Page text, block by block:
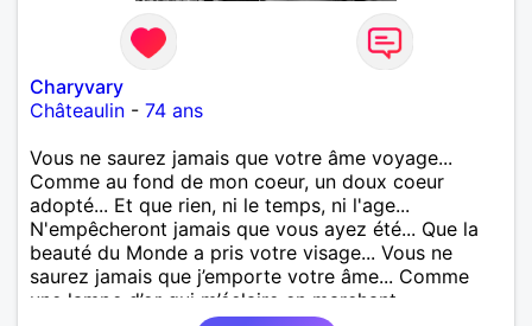
Charyvary
Châteaulin - 74 ans
Vous ne saurez jamais que votre âme voyage...
Comme au fond de mon coeur, un doux coeur
adopté... Et que rien, ni le temps, ni l'age...
N'empêcheront jamais que vous ayez été... Que la
beauté du Monde a pris votre visage... Vous ne
saurez jamais que j’emporte votre âme... Comme
une lampe d’or qui m’éclaire en marchant...